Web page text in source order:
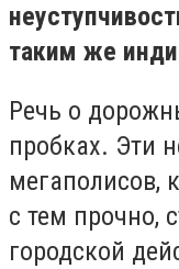
таким же
Речь о
пробках. Эти
мегаполисов,
с тем прочно,
городской